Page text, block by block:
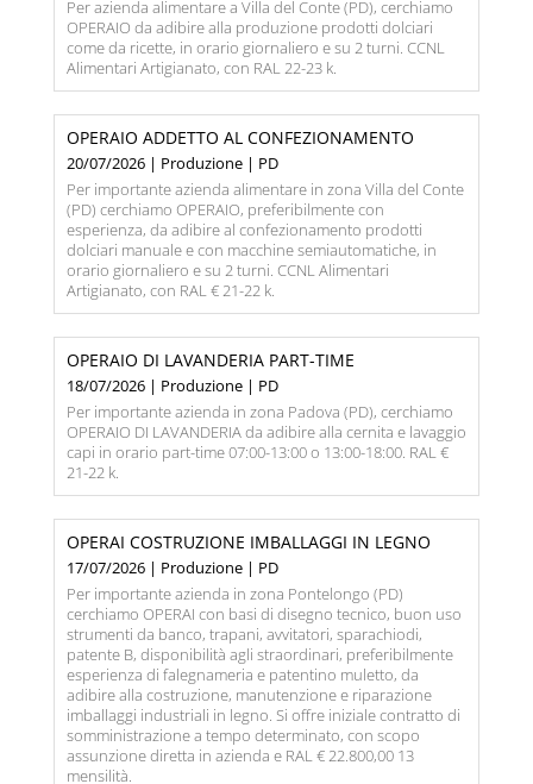
Per azienda alimentare a Villa del Conte (PD), cerchiamo
OPERAIO da adibire alla produzione prodotti dolciari
come da ricette, in orario giornaliero e su 2 turni. CCNL
Alimentari Artigianato, con RAL 22-23 k.
OPERAIO ADDETTO AL CONFEZIONAMENTO
20/07/2026 | Produzione | PD
Per importante azienda alimentare in zona Villa del Conte
(PD) cerchiamo OPERAIO, preferibilmente con
esperienza, da adibire al confezionamento prodotti
dolciari manuale e con macchine semiautomatiche, in
orario giornaliero e su 2 turni. CCNL Alimentari
Artigianato, con RAL € 21-22 k.
OPERAIO DI LAVANDERIA PART-TIME
18/07/2026 | Produzione | PD
Per importante azienda in zona Padova (PD), cerchiamo
OPERAIO DI LAVANDERIA da adibire alla cernita e lavaggio
capi in orario part-time 07:00-13:00 o 13:00-18:00. RAL €
21-22 k.
OPERAI COSTRUZIONE IMBALLAGGI IN LEGNO
17/07/2026 | Produzione | PD
Per importante azienda in zona Pontelongo (PD)
cerchiamo OPERAI con basi di disegno tecnico, buon uso
strumenti da banco, trapani, avvitatori, sparachiodi,
patente B, disponibilità agli straordinari, preferibilmente
esperienza di falegnameria e patentino muletto, da
adibire alla costruzione, manutenzione e riparazione
imballaggi industriali in legno. Si offre iniziale contratto di
somministrazione a tempo determinato, con scopo
assunzione diretta in azienda e RAL € 22.800,00 13
mensilità.